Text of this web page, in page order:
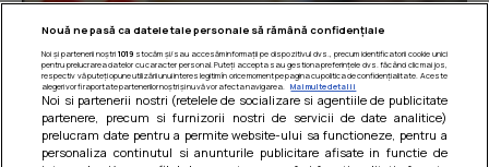
Nouă ne pasă ca datele tale personale să rămână confidențiale
Noi și partenerii noștri 1019stocăm și/sau accesăm informații pe dispozitivul dvs., precum identificatorii cookie unici
pentru prelucrarea datelor cu caracter personal. Puteți accepta sau gestiona preferințele dvs. făcând clic mai jos,
respectiv vă puteți opune utilizării unui interes legitim în orice moment pe pagina cu politica de confidențialitate. Aceste
alegeri vor fi raportate partenerilor noștri și nu vă vor afecta navigarea.
Mai multe detalii
Noi si partenerii nostri (retelele de socializare si agentiile de publicitate
partenere, precum si furnizorii nostri de servicii de date analitice)
prelucram date pentru a permite website-ului sa functioneze, pentru a
personaliza continutul si anunturile publicitare afisate in functie de